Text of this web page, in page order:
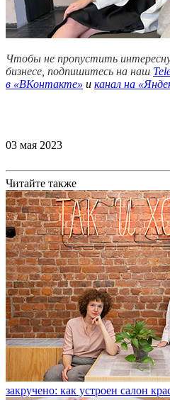
Чтобы не пропустить
бизнесе, подпишитесь на наш
в «ВКонтакте» и канал на
03 мая 2023
Читайте также
закручено: как устроен салон